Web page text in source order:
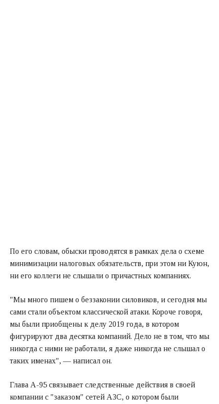
По его словам, обыски проводятся в рамках дела о схеме
минимизации налоговых обязательств, при этом ни Куюн,
ни его коллеги не слышали о причастных компаниях.
"Мы много пишем о беззаконии силовиков, и сегодня мы
сами стали объектом классической атаки. Короче говоря,
мы были приобщены к делу 2019 года, в котором
фигурируют два десятка компаний. Дело не в том, что мы
никогда с ними не работали, я даже никогда не слышал о
таких именах", — написал он.
Глава А-95 связывает следственные действия в своей
компании с "заказом" сетей АЗС, о котором были